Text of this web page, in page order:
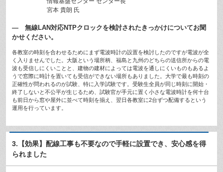
宮本 貴朗 氏
— 無線LAN対応NTPクロックを検討されたきっかけについてお聞
かせください。
各教室の時刻を合わせるためにまず電波時計の設置を検討したのですが電波が全
く入りませんでした。大阪という場所柄、福島と九州のどちらの送信所からの電
波も受信しにくいことと、建物の建材によっては電波を通しにくいものもあるよ
うで窓際に時計を置いても受信ができない場所もありました。大学で最も時刻の
正確性が問われるのが試験、特に入学試験です。受験生全員が同じ時刻に開始・
終了しないと不公平が生じるため、試験官が手元に置く小さな電波時計を何十台
も前日から窓や屋外に並べて時刻を揃え、翌日各教室に2台ずつ配備するという
運用を行っています。
3.【効果】配線工事も不要なので手軽に設置でき、安心感を得
られました